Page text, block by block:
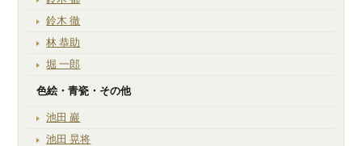
鈴木 徹
林 恭助
堀 一郎
色絵・青瓷・その他
池田 巖
池田 晃将